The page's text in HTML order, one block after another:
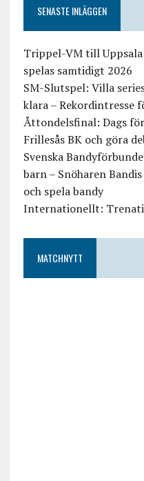
SENASTE INLÄGGEN
Trippel-VM till
spelas samtidigt 2026
SM-Slutspel: Villa
klara – Rekordintresse
Åttondelsfinal: Dags
Frillesås BK och göra
Svenska
barn – Snöharen
och spela bandy
Internationellt:
MATCHNYTT